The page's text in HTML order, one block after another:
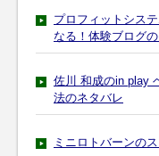
プロフィットシス
なる！体験ブログの
佐川 和成のin
法のネタバレ
ミニロトバーンの